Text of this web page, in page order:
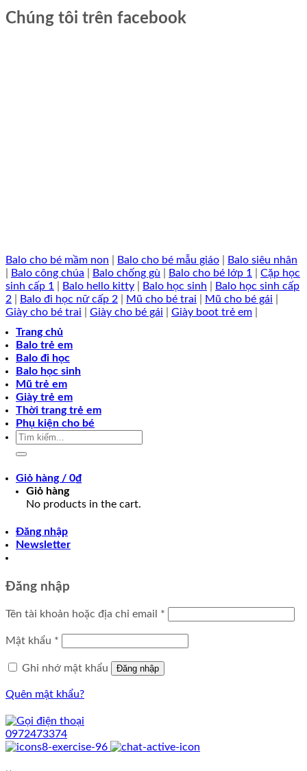
Chúng tôi trên facebook
Balo cho bé mầm non Balo cho bé mẫu giáo
Balo siêu nhân
Balo công chúa Balo chống gù Balo cho bé lớp 1
Cặp học
sinh cấp 1
Balo hello kitty Balo học sinh
Balo học sinh cấp
2
Balo đi học nữ cấp 2 Mũ cho bé trai Mũ cho bé gái
Giày cho bé trai
Giày cho bé gái Giày boot trẻ em
Trang chủ
Balo trẻ em
Balo đi học
Balo học sinh
Mũ trẻ em
Giày trẻ em
Thời trang trẻ em
Phụ kiện cho bé
Tìm
Giỏ hàng / 0₫
Giỏ hàng
No products in the cart.
Đăng nhập
Newsletter
Đăng nhập
Tên tài khoản hoặc địa chỉ email *
Mật khẩu *
Ghi nhớ mật khẩu Đăng nhập
Quên mật khẩu?
0972473374